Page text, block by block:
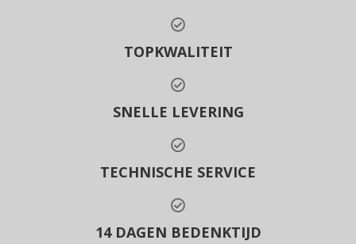
TOPKWALITEIT
SNELLE LEVERING
TECHNISCHE SERVICE
14 DAGEN BEDENKTIJD